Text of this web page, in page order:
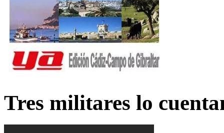
Tres militares lo